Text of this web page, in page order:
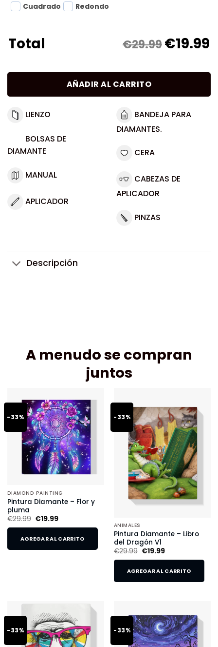
Cuadrado
Redondo
Total €29.99€19.99
AÑADIR AL CARRITO
LIENZO
BOLSAS DE
DIAMANTE
MANUAL
APLICADOR
BANDEJA PARA
DIAMANTES.
CERA
CABEZAS DE
APLICADOR
PINZAS
Descripción
A menudo se compran
juntos
-33%
DIAMOND PAINTING
Pintura Diamante – Flor y
pluma
€29.99 €19.99
AGREGAR AL CARRITO
-33%
ANIMALES
Pintura Diamante – Libro
del Dragón V1
€29.99 €19.99
AGREGAR AL CARRITO
-33% -33%